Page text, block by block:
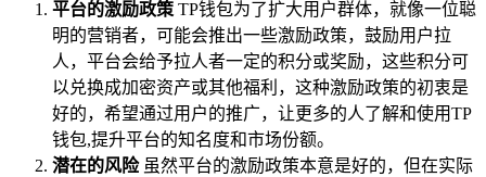
平台的激励政策TP钱包为了扩大用户群体，就像一位聪
明的营销者，可能会推出一些激励政策，鼓励用户拉
人，平台会给予拉人者一定的积分或奖励，这些积分可
以兑换成加密资产或其他福利，这种激励政策的初衷是
好的，希望通过用户的推广，让更多的人了解和使用TP
钱包,提升平台的知名度和市场份额。
潜在的风险虽然平台的激励政策本意是好的，但在实际